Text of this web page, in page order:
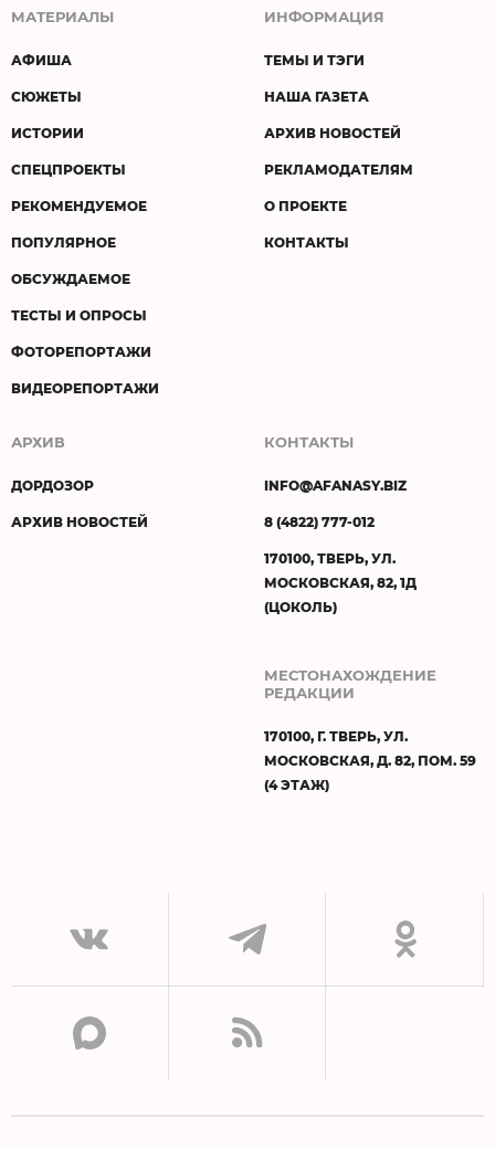
МАТЕРИАЛЫ
АФИША
СЮЖЕТЫ
ИСТОРИИ
СПЕЦПРОЕКТЫ
РЕКОМЕНДУЕМОЕ
ПОПУЛЯРНОЕ
ОБСУЖДАЕМОЕ
ТЕСТЫ И ОПРОСЫ
ФОТОРЕПОРТАЖИ
ВИДЕОРЕПОРТАЖИ
ИНФОРМАЦИЯ
ТЕМЫ И ТЭГИ
НАША ГАЗЕТА
АРХИВ НОВОСТЕЙ
РЕКЛАМОДАТЕЛЯМ
О ПРОЕКТЕ
КОНТАКТЫ
АРХИВ
ДОРДОЗОР
АРХИВ НОВОСТЕЙ
КОНТАКТЫ
INFO@AFANASY.BIZ
8 (4822) 777-012
170100, ТВЕРЬ, УЛ.
МОСКОВСКАЯ, 82, 1Д
(ЦОКОЛЬ)
МЕСТОНАХОЖДЕНИЕ
РЕДАКЦИИ
170100, Г. ТВЕРЬ, УЛ.
МОСКОВСКАЯ, Д. 82, ПОМ. 59
(4 ЭТАЖ)